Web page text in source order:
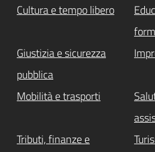
Cultura e tempo libero
Giustizia e sicurezza
pubblica
Mobilità e trasporti
Tributi, finanze e